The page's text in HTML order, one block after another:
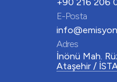
E-Posta
Adres
İnönü Mah.
Ataşehir /